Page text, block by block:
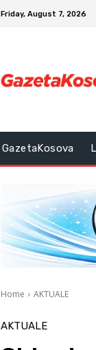
Friday, August 7, 2026
GazetaKosova
Home AKTUALE
AKTUALE